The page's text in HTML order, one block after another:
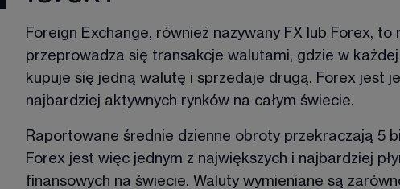
Foreign Exchange, również nazywany FX lub Forex, to
przeprowadza się transakcje walutami, gdzie w
kupuje się jedną walutę i sprzedaje drugą. Forex jest
najbardziej aktywnych rynków na całym świecie.
Raportowane średnie dzienne obroty przekraczają 5
Forex jest więc jednym z największych i najbardziej
finansowych na świecie. Waluty wymieniane są